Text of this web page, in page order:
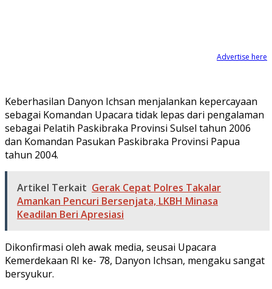
Advertise here
Keberhasilan Danyon Ichsan menjalankan kepercayaan
sebagai Komandan Upacara tidak lepas dari pengalaman
sebagai Pelatih Paskibraka Provinsi Sulsel tahun 2006
dan Komandan Pasukan Paskibraka Provinsi Papua
tahun 2004.
Artikel Terkait Gerak Cepat Polres Takalar
Amankan Pencuri Bersenjata, LKBH Minasa
Keadilan Beri Apresiasi
Dikonfirmasi oleh awak media, seusai Upacara
Kemerdekaan RI ke- 78, Danyon Ichsan, mengaku sangat
bersyukur.